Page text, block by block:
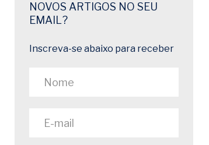
NOVOS ARTIGOS NO SEU
EMAIL?
Inscreva-se abaixo para receber